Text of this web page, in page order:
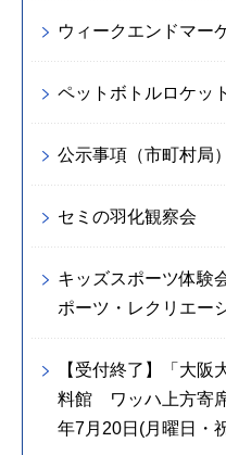
ウィークエンドマー
ペットボトルロケッ
公示事項（市町村局）
セミの羽化観察会
キッズスポーツ体験
ポーツ・レクリエー
【受付終了】「大阪
料館 ワッハ上方寄
年7月20日(月曜日・